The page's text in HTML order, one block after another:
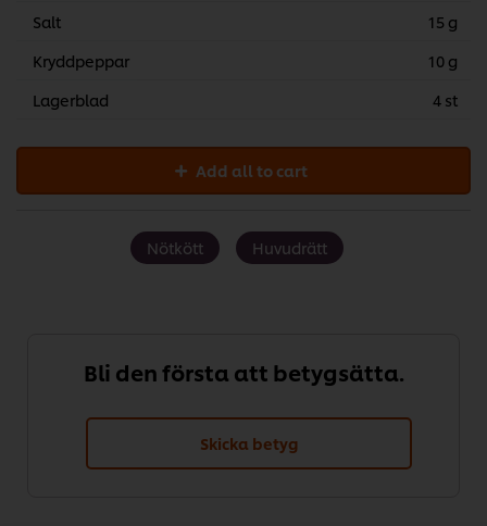
Salt
15 g
Kryddpeppar
10 g
Lagerblad
4 st
Add all to cart
Nötkött Huvudrätt
Bli den första att betygsätta.
Skicka betyg